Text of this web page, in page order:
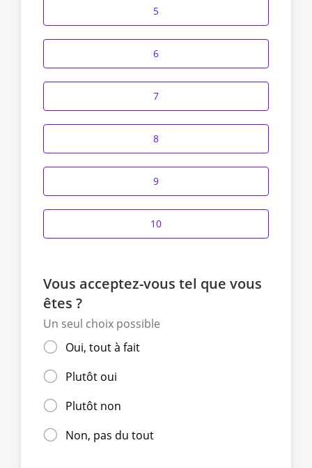
5
6
7
8
9
10
Vous acceptez-vous tel que vous
êtes ?
Un seul choix possible
Oui, tout à fait
Plutôt oui
Plutôt non
Non, pas du tout